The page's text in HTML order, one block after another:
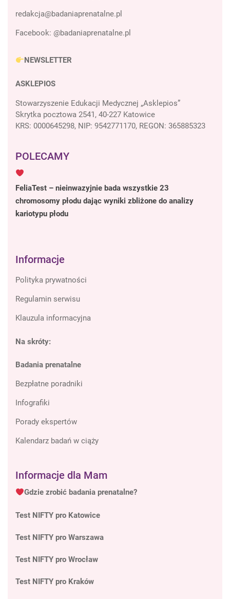
Facebook: @badaniaprenatalne.pl
NEWSLETTER
ASKLEPIOS
Stowarzyszenie Edukacji Medycznej „Asklepios”
Skrytka pocztowa 2541, 40-227 Katowice
KRS: 0000645298, NIP: 9542771170, REGON: 365885323
POLECAMY
FeliaTest – nieinwazyjnie bada wszystkie 23
chromosomy płodu dając wyniki zbliżone do analizy
kariotypu płodu
Informacje
Polityka prywatności
Regulamin serwisu
Klauzula informacyjna
Na skróty:
Badania prenatalne
Bezpłatne poradniki
Infografiki
Porady ekspertów
Kalendarz badań w ciąży
Informacje dla Mam
Gdzie zrobić badania prenatalne?
Test NIFTY pro Katowice
Test NIFTY pro Warszawa
Test NIFTY pro Wrocław
Test NIFTY pro Kraków